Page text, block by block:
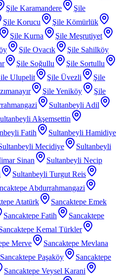
Şile Karamandere
Şile
Şile Korucu
Şile Kömürlük
Şile Kurna
Şile Meşrutiyet
Şile Ovacık
Şile Sahilköy
Şile Soğullu
Şile Sortullu
Ulupelit Şile Üvezli
Şile
Şile Yeniköy
Şile
Sultanbeyli Adil
Akşemsettin
Fatih
Sultanbeyli Hamidiye
Mecidiye
Sultanbeyli
Sinan
Sultanbeyli Necip
Sultanbeyli Turgut Reis
Abdurrahmangazi
Atatürk
Sancaktepe Emek
Sancaktepe Fatih
Sancaktepe
Kemal Türkler
Merve
Sancaktepe Mevlana
Sancaktepe Paşaköy
Sancaktepe
Sancaktepe Veysel Karani